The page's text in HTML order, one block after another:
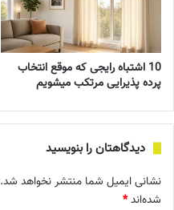
10 اشتباه رایجی که موقع انتخاب
پرده پذیرایی مرتکب میشویم
دیدگاهتان را بنویسید
نشانی ایمیل شما منتشر نخواهد شد.
شده‌اند*